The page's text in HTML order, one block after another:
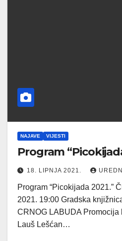
NAJAVE VIJESTI
Program
18. LIPNJA 2021.
Program “Picokijada 2021.”
2021. 19:00 Gradska
CRNOG LABUDA
Lauš Lešćan…